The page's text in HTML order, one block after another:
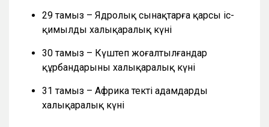
29 тамыз – Ядролық сынақтарға қарсы іс-
қимылдың халықаралық күні
30 тамыз – Күштеп жоғалтылғандар
құрбандарының халықаралық күні
31 тамыз – Африка текті адамдардың
халықаралық күні